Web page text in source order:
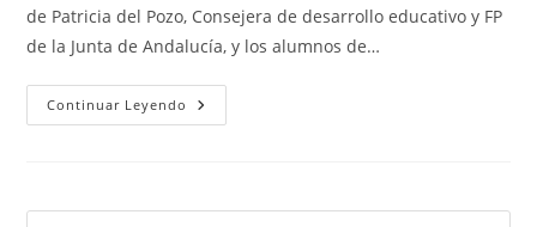
de Patricia del Pozo, Consejera de desarrollo educativo y FP
de la Junta de Andalucía, y los alumnos de…
Continuar Leyendo Final
VI